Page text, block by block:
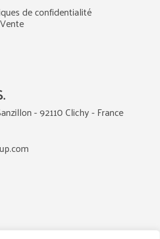
de confidentialité
- 92110 Clichy - France